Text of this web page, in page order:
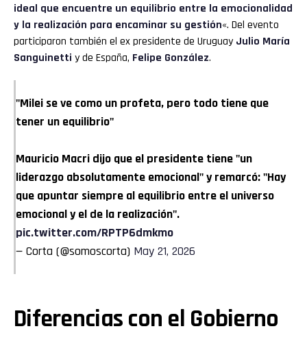
ideal que encuentre un equilibrio entre la emocionalidad
y la realización para encaminar su gestión«. Del evento
participaron también el ex presidente de Uruguay Julio María
Sanguinetti y de España, Felipe González.
"Milei se ve como un profeta, pero todo tiene que
tener un equilibrio"
Mauricio Macri dijo que el presidente tiene "un
liderazgo absolutamente emocional" y remarcó: "Hay
que apuntar siempre al equilibrio entre el universo
emocional y el de la realización".
pic.twitter.com/RPTP6dmkmo
— Corta (@somoscorta) May 21, 2026
Diferencias con el Gobierno